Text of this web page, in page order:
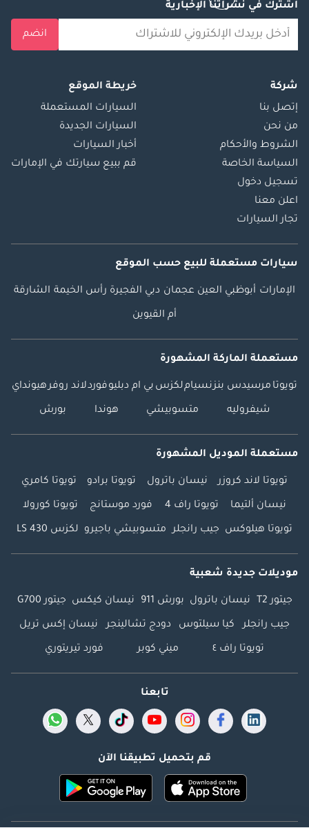
اشترك في نشراتنا الإخبارية
انضم
شركة
إتصل بنا
من نحن
الشروط والأحكام
السياسة الخاصة
تسجيل دخول
اعلن معنا
تجار السيارات
خريطة الموقع
السيارات المستعملة
السيارات الجديدة
أخبار السيارات
قم ببيع سيارتك في الإمارات
سيارات مستعملة للبيع حسب الموقع
الإمارات أبوظبي العين عجمان دبي الفجيرة رأس الخيمة الشارقة
أم القيوين
مستعملة الماركة المشهورة
تويوتا مرسيدس بنزنسياملكزس بي ام دبليوفوردلاند روفرهيونداي
شيفروليه متسوبيشي هوندا بورش
مستعملة الموديل المشهورة
تويوتا لاند كروزر نيسان باترول تويوتا برادو تويوتا كامري
نيسان ألتيما تويوتا راف 4 فورد موستانج تويوتا كورولا
تويوتا هيلوكس جيب رانجلر متسوبيشي باجيرو لكزس LS 430
موديلات جديدة شعبية
جيتور T2 نيسان باترول بورش 911 نيسان كيكس جيتور G700
جيب رانجلر كيا سيلتوس دودج تشالينجر نيسان إكس تريل
تويوتا راف ٤ ميني كوبر فورد تيريتوري
تابعنا
قم بتحميل تطبيقنا الآن